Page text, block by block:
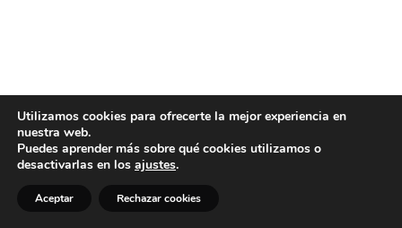
Utilizamos cookies para ofrecerte la mejor experiencia en
nuestra web.
Puedes aprender más sobre qué cookies utilizamos o
desactivarlas en los ajustes.
Aceptar Rechazar cookies